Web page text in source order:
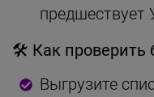
предшествует
🛠 Как проверить
Выгрузите